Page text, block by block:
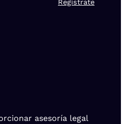
Registrate
asesoría legal